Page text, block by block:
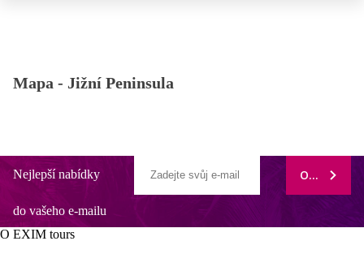
Mapa - Jižní Peninsula
Nejlepší nabídky
do vašeho e-mailu
ODEBÍRAT
O EXIM tours